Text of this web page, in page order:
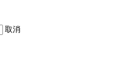
取消